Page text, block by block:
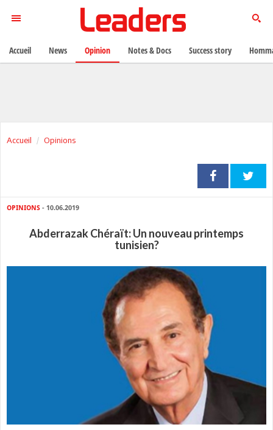
Accueil Opinions
OPINIONS - 10.06.2019
Abderrazak Chéraït: Un nouveau printemps
tunisien?
Accueil News Opinion Notes & Docs Success story